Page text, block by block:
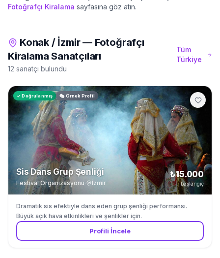
Fotoğrafçı Kiralama sayfasına göz atın.
Konak / İzmir— Fotoğrafçı
Kiralama Sanatçıları
12 sanatçı bulundu
Tüm
Türkiye
✓ Doğrulanmış 🎭 Örnek Profil
Sis Dans Grup Şenliği
Festival Organizasyonu· İzmir
₺15.000
başlangıç
Dramatik sis efektiyle dans eden grup şenliği performansı.
Büyük açık hava etkinlikleri ve şenlikler için.
Profili İncele